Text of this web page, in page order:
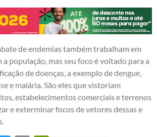
de endemias também trabalham em
população, mas seu foco é voltado para a
de doenças, a exemplo de dengue,
e malária. São eles que vistoriam
estabelecimentos comerciais e terrenos
e exterminar focos de vetores dessas e